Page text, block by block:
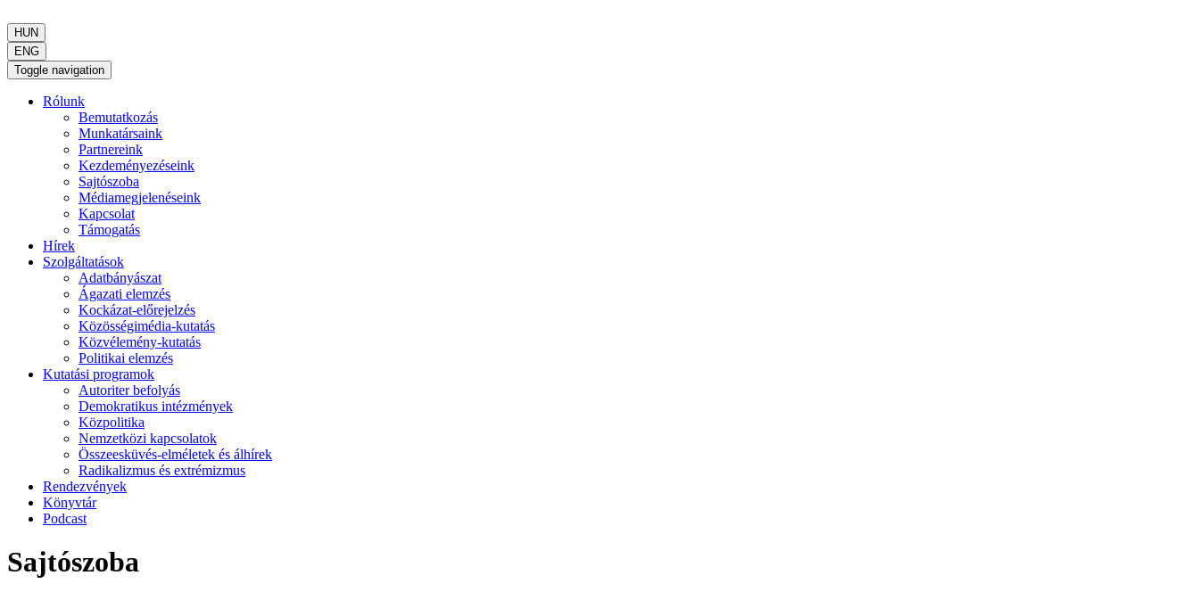
HUN
ENG
Toggle navigation
Rólunk
Bemutatkozás
Munkatársaink
Partnereink
Kezdeményezéseink
Sajtószoba
Médiamegjelenéseink
Kapcsolat
Támogatás
Hírek
Szolgáltatások
Adatbányászat
Ágazati elemzés
Kockázat-előrejelzés
Közösségimédia-kutatás
Közvélemény-kutatás
Politikai elemzés
Kutatási programok
Autoriter befolyás
Demokratikus intézmények
Közpolitika
Nemzetközi kapcsolatok
Összeesküvés-elméletek és álhírek
Radikalizmus és extrémizmus
Rendezvények
Könyvtár
Podcast
Sajtószoba